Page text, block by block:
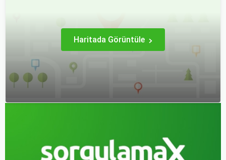
Haritada Görüntüle